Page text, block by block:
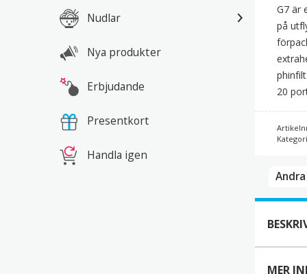
Nudlar
Nya produkter
Erbjudande
Presentkort
Handla igen
G7 är
på
20
MER